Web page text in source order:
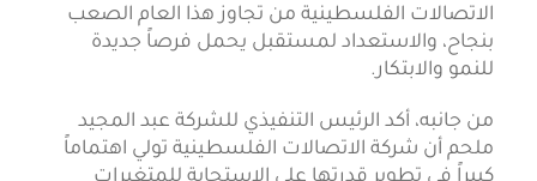
الاتصالات الفلسطينية من تجاوز هذا العام الصعب
بنجاح، والاستعداد لمستقبل يحمل فرصاً جديدة
للنمو والابتكار.
من جانبه، أكد الرئيس التنفيذي للشركة عبد المجيد
ملحم أن شركة الاتصالات الفلسطينية تولي اهتماماً